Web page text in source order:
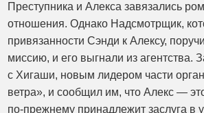
Преступника и Алекса завязались
отношения. Однако Надсмотрщик,
привязанности Сэнди к Алексу,
миссию, и его выгнали из агентства.
с Хигаши, новым лидером части
ветра», и сообщил им, что Алекс —
по-прежнему принадлежит заслуга в